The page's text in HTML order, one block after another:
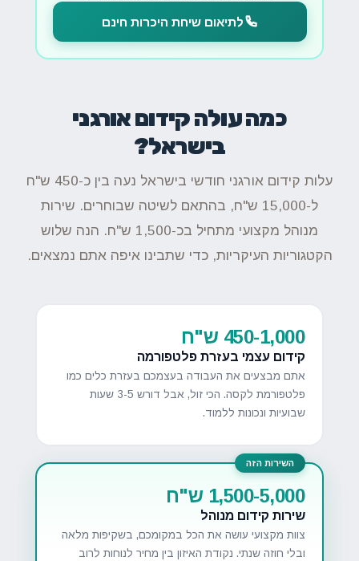
לתיאום שיחת היכרות חינם
כמה עולה קידום אורגני
בישראל?
עלות קידום אורגני חודשי בישראל נעה בין כ-450 ש"ח
ל-15,000 ש"ח, בהתאם לשיטה שבוחרים. שירות
מנוהל מקצועי מתחיל בכ-1,500 ש"ח. הנה שלוש
הקטגוריות העיקריות, כדי שתבינו איפה אתם נמצאים.
450-1,000 ש"ח
קידום עצמי בעזרת פלטפורמה
אתם מבצעים את העבודה בעצמכם בעזרת כלים כמו
פלטפורמת לקסה. הכי זול, אבל דורש 3-5 שעות
שבועיות ונכונות ללמוד.
השירות הזה
1,500-5,000 ש"ח
שירות קידום מנוהל
צוות מקצועי עושה את הכל במקומכם, בשקיפות מלאה
ובלי חוזה שנתי. נקודת האיזון בין מחיר לנוחות לרוב